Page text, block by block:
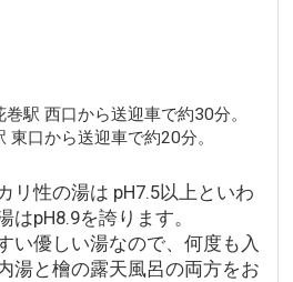
駅 西口から送迎車で約30分。
東口から送迎車で約20分。
リ性の湯は pH7.5以上といわ
pH8.9を誇ります。
い優しい湯なので、何度も入
湯と檜の露天風呂の両方をお